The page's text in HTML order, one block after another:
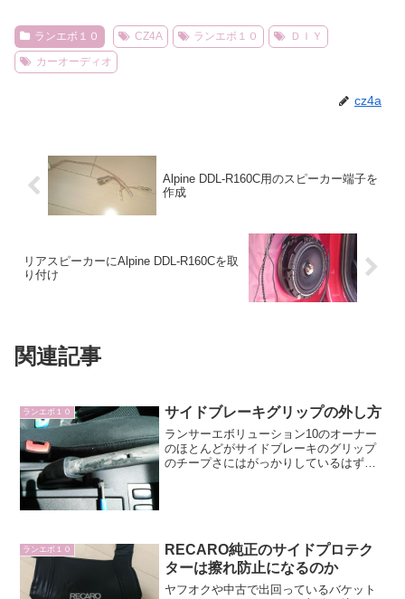
ランエボ１０ CZ4A ランエボ１０
ＤＩＹ
カーオーディオ
cz4a
Alpine DDL-R160C用のスピーカー端子を
作成
リアスピーカーにAlpine DDL-R160Cを取
り付け
関連記事
ランエボ１０ サイドブレーキグリップの外し方
ランサーエボリューション10のオーナー
のほとんどがサイドブレーキのグリップ
のチープさにはがっかりしているはずで
ランエボ１０
RECARO純正のサイドプロテク
ターは擦れ防止になるのか
ヤフオクや中古で出回っているバケット